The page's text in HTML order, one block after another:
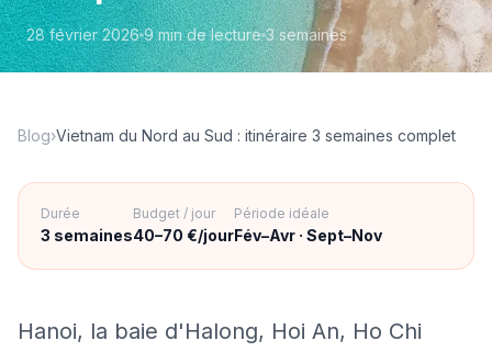
28 février 2026 9 minde lecture 3 semaines
Blog›Vietnam du Nord au Sud : itinéraire 3 semaines complet
Durée
3 semaines
Budget / jour
40–70 €/jour
Période idéale
Fév–Avr · Sept–Nov
Hanoi, la baie d'Halong, Hoi An, Ho Chi